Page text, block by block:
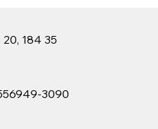
3090
184 35